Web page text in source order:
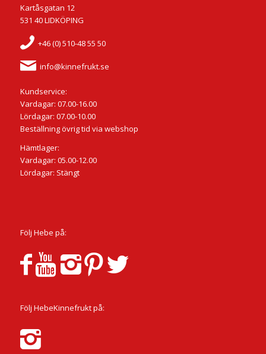
Kartåsgatan 12
531 40 LIDKÖPING
+46 (0) 510-48 55 50
info@kinnefrukt.se
Kundservice:
Vardagar: 07.00-16.00
Lördagar: 07.00-10.00
Beställning övrig tid via webshop
Hämtlager:
Vardagar: 05.00-12.00
Lördagar: Stängt
Följ Hebe på:
Följ HebeKinnefrukt på: